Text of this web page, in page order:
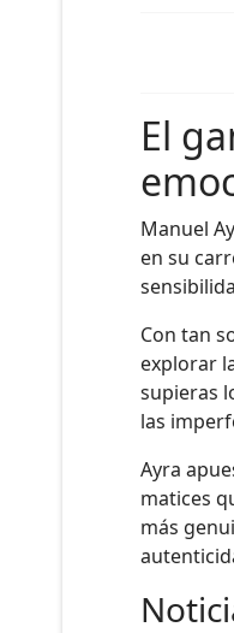
El
Manuel
en su
Con tan
explorar
supieras
las
Ayra
matices
más